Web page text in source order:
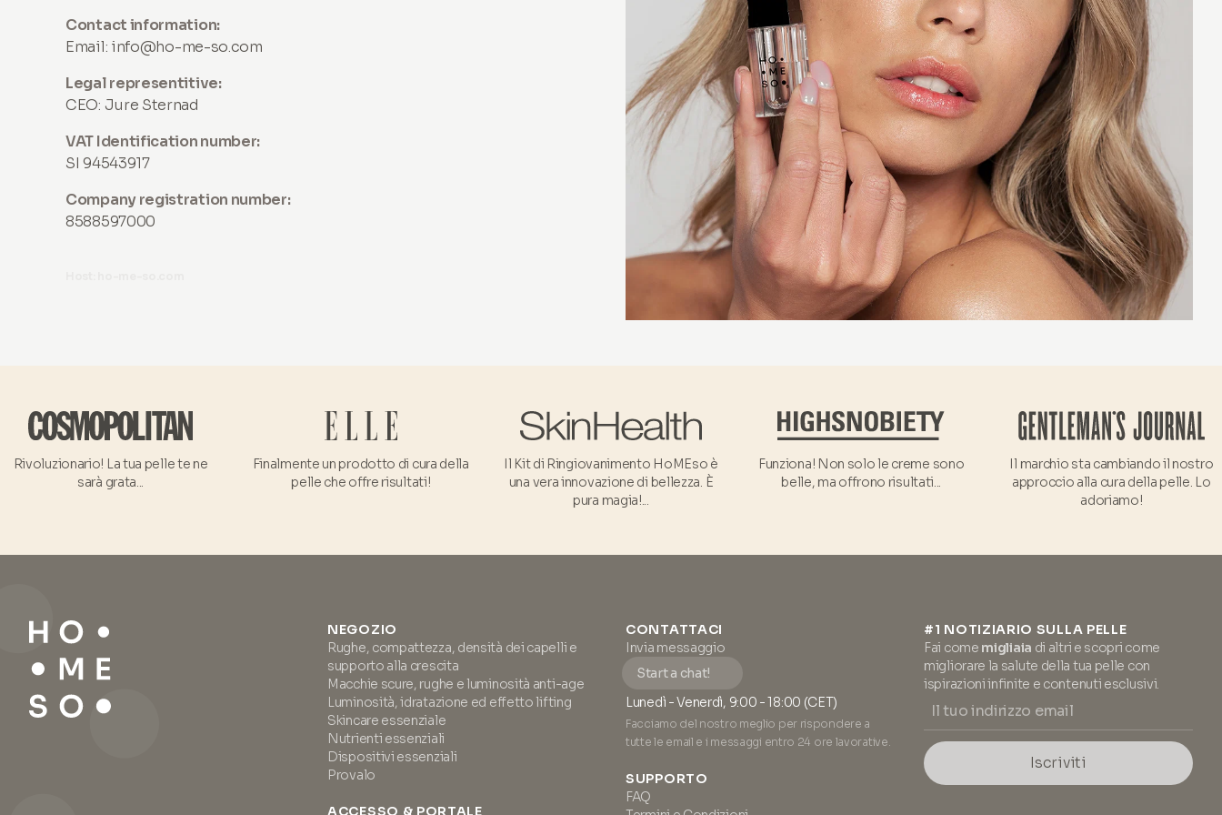
Contact information:
Email: info@ho-me-so.com
Legal representitive:
CEO: Jure Sternad
VAT Identification number:
SI 94543917
Company registration number:
8588597000
Rivoluzionario! La tua pelle te ne
sarà grata...
Finalmente un prodotto di cura della
pelle che offre risultati!
Il Kit di Ringiovanimento HoMEso è
una vera innovazione di bellezza. È
pura magia!...
Funziona! Non solo le creme sono
belle, ma offrono risultati...
Il marchio sta cambiando il nostro
approccio alla cura della pelle. Lo
adoriamo!
NEGOZIO
Rughe, compattezza, densità dei capelli e
supporto alla crescita
Macchie scure, rughe e luminosità anti-age
Luminosità, idratazione ed effetto lifting
Skincare essenziale
Nutrienti essenziali
Dispositivi essenziali
Provalo
ACCESSO & PORTALE
CONTATTACI
Invia messaggio
Start a chat!
Lunedì - Venerdì, 9:00 - 18:00 (CET)
Facciamo del nostro meglio per rispondere a
tutte le email e i messaggi entro 24 ore lavorative.
SUPPORTO
FAQ
#1 NOTIZIARIO SULLA PELLE
Fai come migliaia di altri e scopri come
migliorare la salute della tua pelle con
ispirazioni infinite e contenuti esclusivi.
Iscriviti